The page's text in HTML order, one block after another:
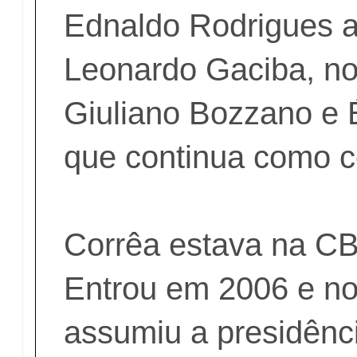
Ednaldo Rodrigues
Leonardo Gaciba,
Giuliano Bozzano e
que continua como
Corrêa estava na
Entrou em 2006 e
assumiu a